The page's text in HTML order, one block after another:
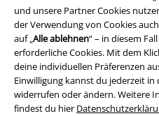
und unsere Partner Cookies
der Verwendung von Cookies
auf „Alle ablehnen“ – in diesem
erforderliche Cookies. Mit dem
deine individuellen Präferenzen
Einwilligung kannst du jederzeit in
widerrufen oder ändern. Weitere
findest du hier
A Warner Music